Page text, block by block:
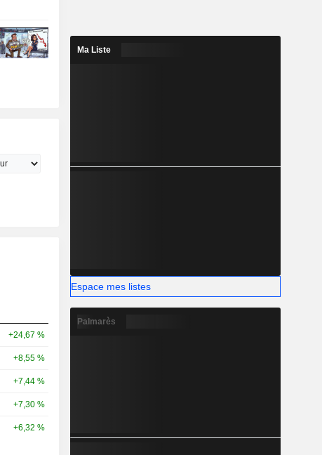
+24,67 %
+8,55 %
+7,44 %
+7,30 %
+6,32 %
Ma Liste
Espace mes listes
Palmarès